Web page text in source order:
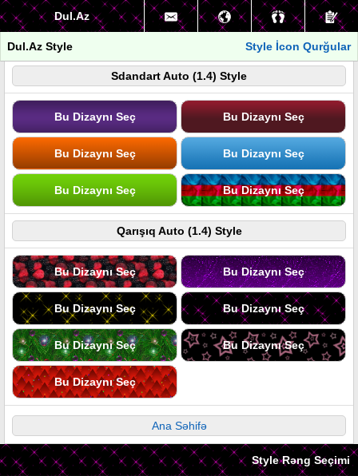
Dul.Az
Dul.Az Style Style İcon Qurğular
Sdandart Auto (1.4) Style
Bu Dizaynı Seç Bu Dizaynı Seç
Bu Dizaynı Seç Bu Dizaynı Seç
Bu Dizaynı Seç Bu Dizaynı Seç
Qarışıq Auto (1.4) Style
Bu Dizaynı Seç Bu Dizaynı Seç
Bu Dizaynı Seç Bu Dizaynı Seç
Bu Dizaynı Seç Bu Dizaynı Seç
Bu Dizaynı Seç
Ana Səhifə
Style Rəng Seçimi